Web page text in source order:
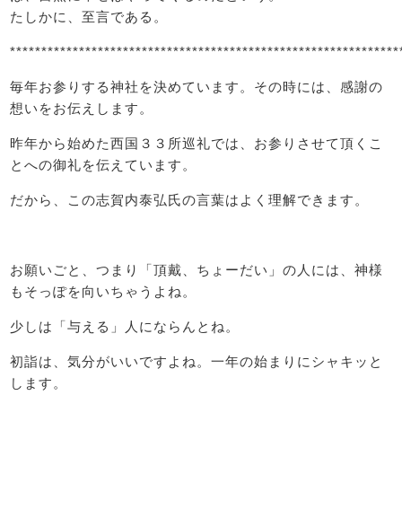
たしかに、至言である。
毎年お参りする神社を決めています。その時には、感謝の
想いをお伝えします。
昨年から始めた西国３３所巡礼では、お参りさせて頂くこ
とへの御礼を伝えています。
だから、この志賀内泰弘氏の言葉はよく理解できます。
お願いごと、つまり「頂戴、ちょーだい」の人には、神様
もそっぽを向いちゃうよね。
少しは「与える」人にならんとね。
初詣は、気分がいいですよね。一年の始まりにシャキッと
します。